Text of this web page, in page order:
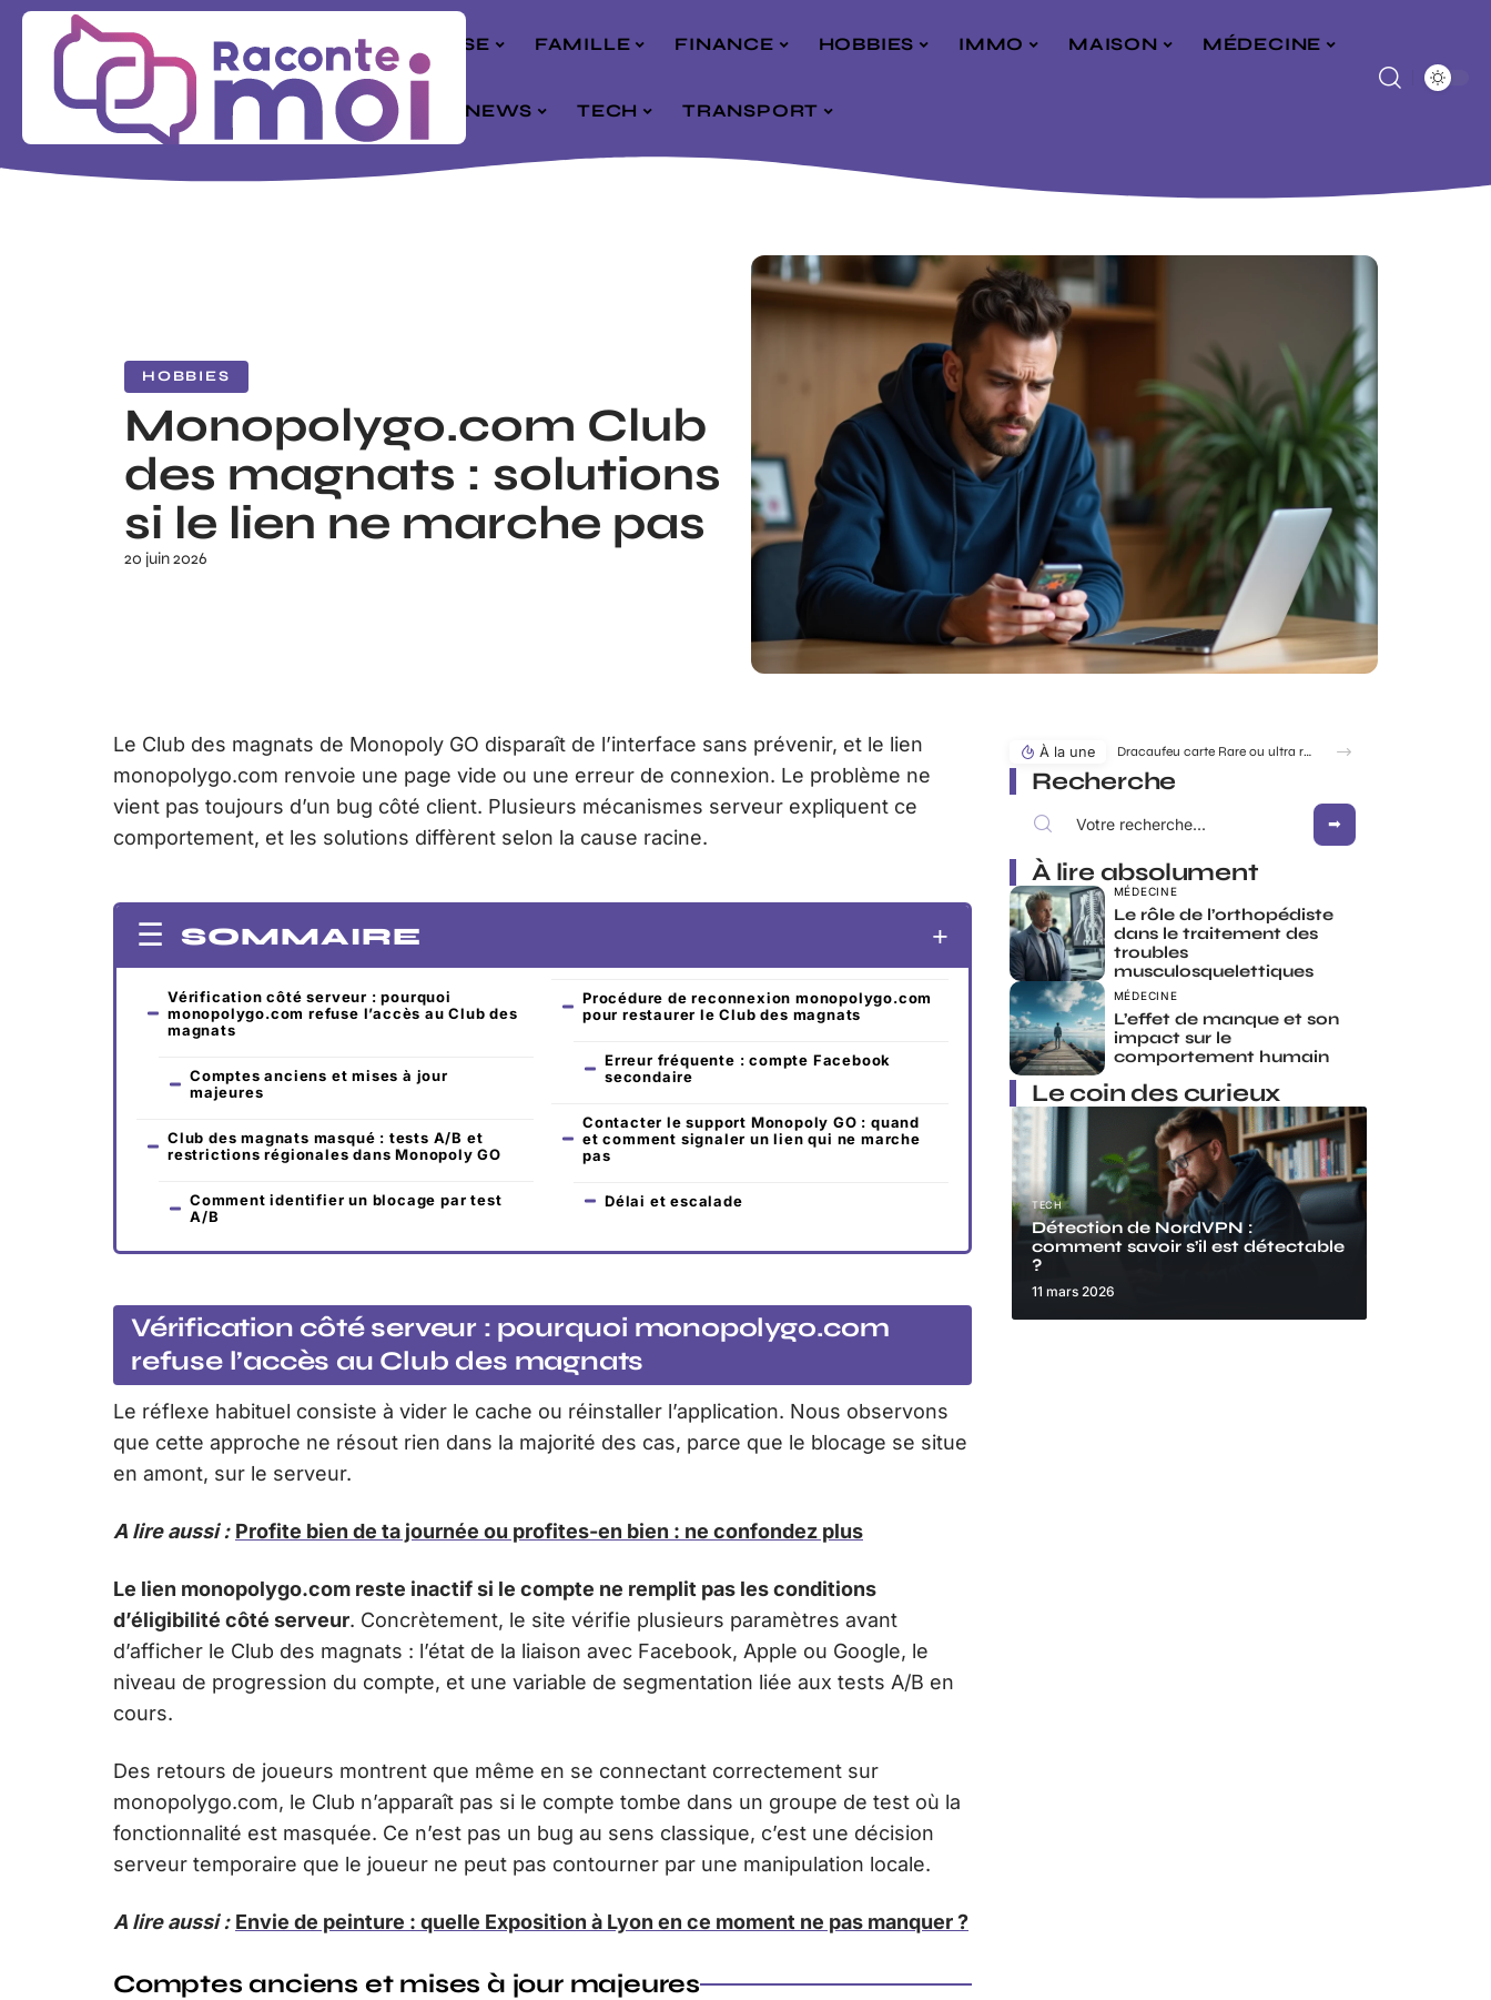
ENTREPRISE FAMILLE FINANCE HOBBIES IMMO MAISON MÉDECINE
MODE NEWS TECH TRANSPORT
HOBBIES
Monopolygo.com Club
des magnats : solutions
si le lien ne marche pas
20 juin 2026
Le Club des magnats de Monopoly GO disparaît de l’interface sans prévenir, et le lien
monopolygo.com renvoie une page vide ou une erreur de connexion. Le problème ne
vient pas toujours d’un bug côté client. Plusieurs mécanismes serveur expliquent ce
comportement, et les solutions diffèrent selon la cause racine.
SOMMAIRE
Vérification côté serveur : pourquoi
monopolygo.com refuse l’accès au Club des
magnats
Comptes anciens et mises à jour
majeures
Club des magnats masqué : tests A/B et
restrictions régionales dans Monopoly GO
Comment identifier un blocage par test
A/B
Procédure de reconnexion monopolygo.com
pour restaurer le Club des magnats
Erreur fréquente : compte Facebook
secondaire
Contacter le support Monopoly GO : quand
et comment signaler un lien qui ne marche
pas
Délai et escalade
Vérification côté serveur : pourquoi monopolygo.com
refuse l’accès au Club des magnats
Le réflexe habituel consiste à vider le cache ou réinstaller l’application. Nous observons
que cette approche ne résout rien dans la majorité des cas, parce que le blocage se situe
en amont, sur le serveur.
A lire aussi : Profite bien de ta journée ou profites-en bien : ne confondez plus
Le lien monopolygo.com reste inactif si le compte ne remplit pas les conditions
d’éligibilité côté serveur. Concrètement, le site vérifie plusieurs paramètres avant
d’afficher le Club des magnats : l’état de la liaison avec Facebook, Apple ou Google, le
niveau de progression du compte, et une variable de segmentation liée aux tests A/B en
cours.
Des retours de joueurs montrent que même en se connectant correctement sur
monopolygo.com, le Club n’apparaît pas si le compte tombe dans un groupe de test où la
fonctionnalité est masquée. Ce n’est pas un bug au sens classique, c’est une décision
serveur temporaire que le joueur ne peut pas contourner par une manipulation locale.
A lire aussi : Envie de peinture : quelle Exposition à Lyon en ce moment ne pas manquer ?
Comptes anciens et mises à jour majeures
À la une Dracaufeu carte Rare ou ultra rare : quelles différences pour les collectionneurs ?
Recherche
À lire absolument
MÉDECINE
Le rôle de l’orthopédiste
dans le traitement des
troubles
musculosquelettiques
MÉDECINE
L’effet de manque et son
impact sur le
comportement humain
Le coin des curieux
TECH
Détection de NordVPN :
comment savoir s’il est détectable
?
11 mars 2026